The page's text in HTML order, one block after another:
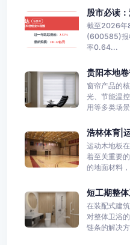
股市必读
截至2026年
(600585)报
率0.64...
贵阳本地
窗帘产品的
光、节能温
用等多类场
浩林体育|
运动木地板
着至关重要
的地面材料
短工期整
在装配式建
对整体卫浴
链条的解决